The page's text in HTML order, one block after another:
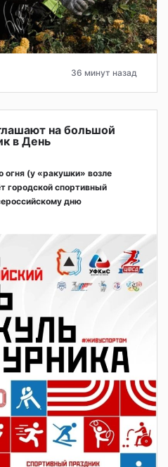
36 минут назад
на большой
в День
огня (у «ракушки» возле
городской спортивный
дню